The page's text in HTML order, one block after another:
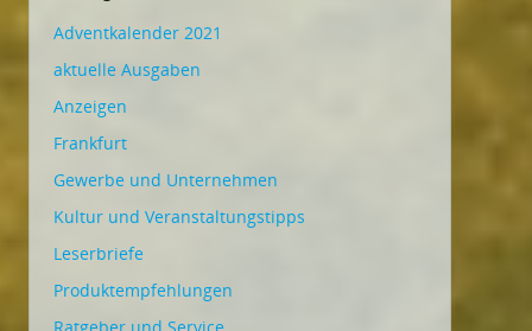
Adventkalender 2021
aktuelle Ausgaben
Anzeigen
Frankfurt
Gewerbe und Unternehmen
Kultur und Veranstaltungstipps
Leserbriefe
Produktempfehlungen